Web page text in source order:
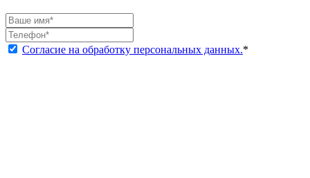
Согласие на обработку персональных данных.*